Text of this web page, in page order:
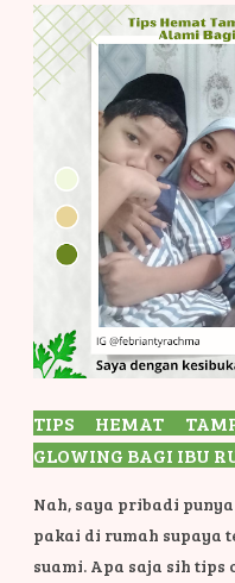
TIPS HEMAT
GLOWING BAGI IBU
Nah, saya pribadi
pakai di rumah supaya
suami. Apa saja sih